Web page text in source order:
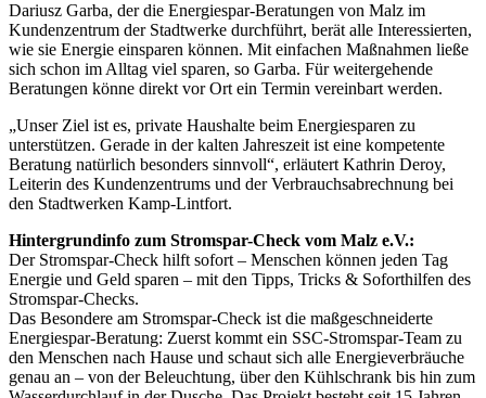
Dariusz Garba, der die Energiespar-Beratungen von Malz im
Kundenzentrum der Stadtwerke durchführt, berät alle Interessierten,
wie sie Energie einsparen können. Mit einfachen Maßnahmen ließe
sich schon im Alltag viel sparen, so Garba. Für weitergehende
Beratungen könne direkt vor Ort ein Termin vereinbart werden.
„Unser Ziel ist es, private Haushalte beim Energiesparen zu
unterstützen. Gerade in der kalten Jahreszeit ist eine kompetente
Beratung natürlich besonders sinnvoll“, erläutert Kathrin Deroy,
Leiterin des Kundenzentrums und der Verbrauchsabrechnung bei
den Stadtwerken Kamp-Lintfort.
Hintergrundinfo zum Stromspar-Check vom Malz e.V.:
Der Stromspar-Check hilft sofort – Menschen können jeden Tag
Energie und Geld sparen – mit den Tipps, Tricks & Soforthilfen des
Stromspar-Checks.
Das Besondere am Stromspar-Check ist die maßgeschneiderte
Energiespar-Beratung: Zuerst kommt ein SSC-Stromspar-Team zu
den Menschen nach Hause und schaut sich alle Energieverbräuche
genau an – von der Beleuchtung, über den Kühlschrank bis hin zum